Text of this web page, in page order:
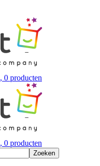
, 0 producten
, 0 producten
Zoeken